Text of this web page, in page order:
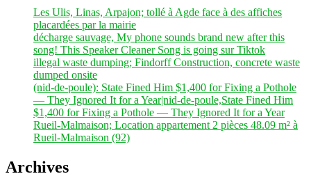
Les Ulis, Linas, Arpajon; tollé à Agde face à des affiches
placardées par la mairie
décharge sauvage, My phone sounds brand new after this
song! This Speaker Cleaner Song is going sur Tiktok
illegal waste dumping; Findorff Construction, concrete waste
dumped onsite
(nid-de-poule): State Fined Him $1,400 for Fixing a Pothole
— They Ignored It for a Year|nid-de-poule,State Fined Him
$1,400 for Fixing a Pothole — They Ignored It for a Year
Rueil-Malmaison; Location appartement 2 pièces 48.09 m² à
Rueil-Malmaison (92)
Archives